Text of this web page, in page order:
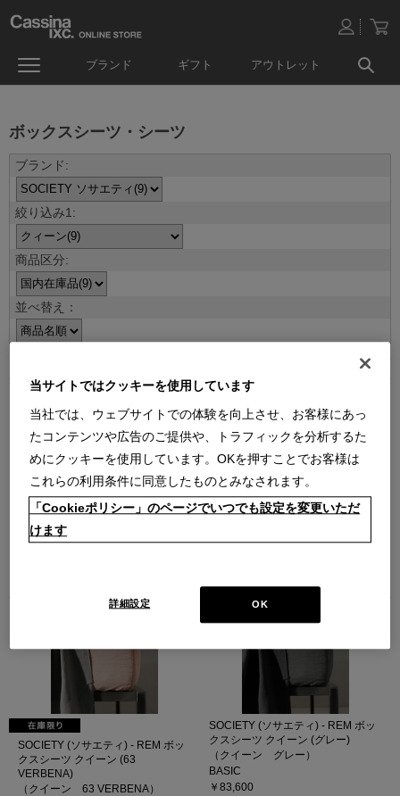
ブランド ギフト アウトレット
ボックスシーツ・シーツ
並べ替え：
件あります
SOCIETY (ソサエティ) - OVER ボッ
（クイーン）
SOCIETY (ソサエティ) - REM ボッ
在庫：在庫あり
SOCIETY (ソサエティ) - REM ボッ
クスシーツ クイーン (63
VERBENA)
（クイーン 63 VERBENA）
SOCIETY (ソサエティ) - REM ボッ
クスシーツ クイーン (グレー)
（クイーン グレー）
BASIC
￥83,600
当サイトではクッキーを使用しています
当社では、ウェブサイトでの体験を向上させ、お客様にあっ
たコンテンツや広告のご提供や、トラフィックを分析するた
めにクッキーを使用しています。OKを押すことでお客様は
これらの利用条件に同意したものとみなされます。
「Cookieポリシー」のページでいつでも設定を変更いただ
けます
OK
詳細設定